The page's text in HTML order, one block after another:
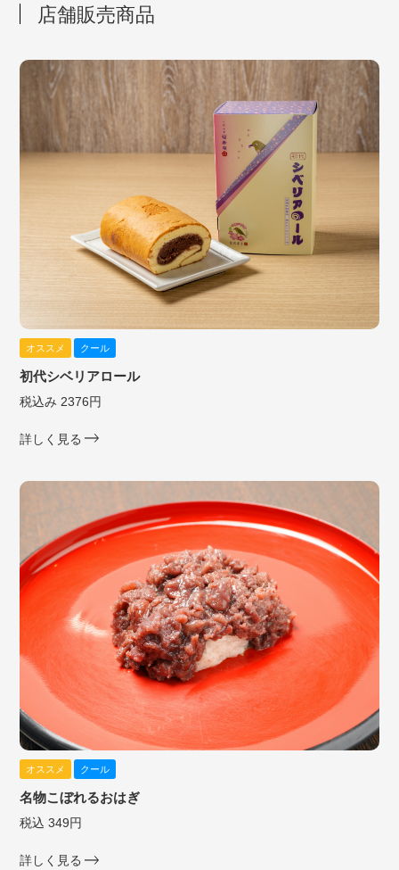
店舗販売商品
オススメ クール
初代シベリアロール
税込み 2376円
詳しく見る
オススメ クール
名物こぼれるおはぎ
税込 349円
詳しく見る